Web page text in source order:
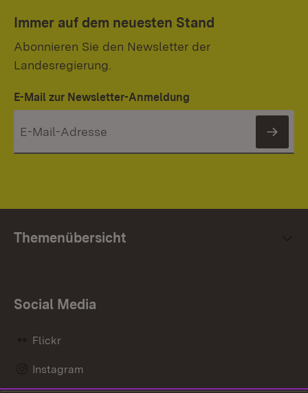
Immer auf dem neuesten Stand
Abonnieren Sie den Newsletter der
Landesregierung.
E-Mail zur Newsletter-Anmeldung
Themenübersicht
Social Media
Flickr
Instagram